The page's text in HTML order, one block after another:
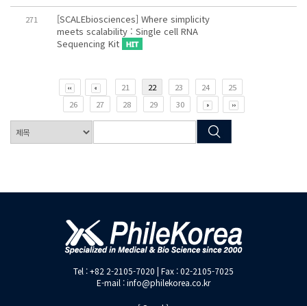
271
[SCALEbiosciences] Where simplicity
meets scalability : Single cell RNA
Sequencing Kit
21 22 23 24
25
26
27 28 29 30
Tel : +82 2-2105-7020 | Fax : 02-2105-7025
E-mail : info@philekorea.co.kr